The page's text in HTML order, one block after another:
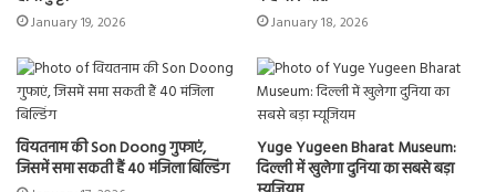
January 19, 2026 January 18, 2026
वियतनाम की Son Doong गुफाएं,
जिसमें समा सकती हैं 40 मंजिला बिल्डिंग
Yuge Yugeen Bharat Museum:
दिल्ली में खुलेगा दुनिया का सबसे बड़ा